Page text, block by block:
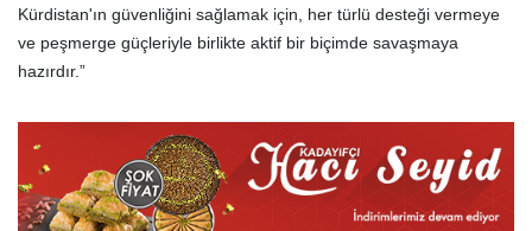
Kürdistan'ın güvenliğini sağlamak için, her türlü desteği vermeye
ve peşmerge güçleriyle birlikte aktif bir biçimde savaşmaya
hazırdır.”